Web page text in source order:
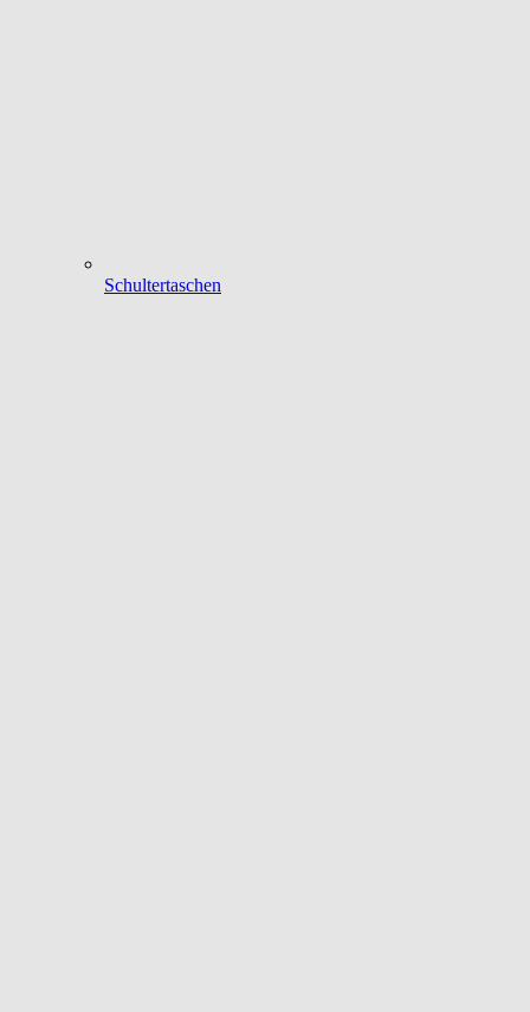
Schultertaschen